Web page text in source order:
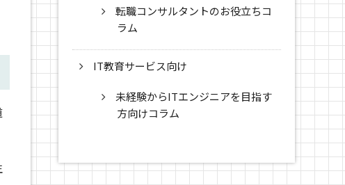
転職コンサルタントのお役立ちコ
ラム
IT教育サービス向け
未経験からITエンジニアを目指す
方向けコラム